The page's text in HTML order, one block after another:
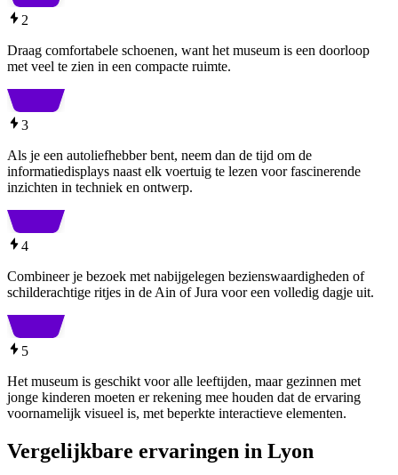
2
Draag comfortabele schoenen, want het museum is een doorloop
met veel te zien in een compacte ruimte.
3
Als je een autoliefhebber bent, neem dan de tijd om de
informatiedisplays naast elk voertuig te lezen voor fascinerende
inzichten in techniek en ontwerp.
4
Combineer je bezoek met nabijgelegen bezienswaardigheden of
schilderachtige ritjes in de Ain of Jura voor een volledig dagje uit.
5
Het museum is geschikt voor alle leeftijden, maar gezinnen met
jonge kinderen moeten er rekening mee houden dat de ervaring
voornamelijk visueel is, met beperkte interactieve elementen.
Vergelijkbare ervaringen in Lyon